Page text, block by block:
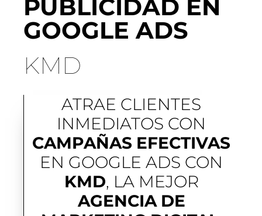
PUBLICIDAD EN
GOOGLE ADS
KMD
ATRAE CLIENTES
INMEDIATOS CON
CAMPAÑAS EFECTIVAS
EN GOOGLE ADS CON
KMD, LA MEJOR
AGENCIA DE